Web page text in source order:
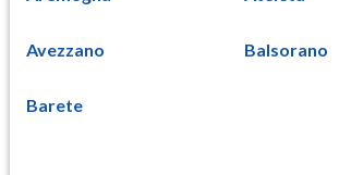
Avezzano Balsorano
Barete